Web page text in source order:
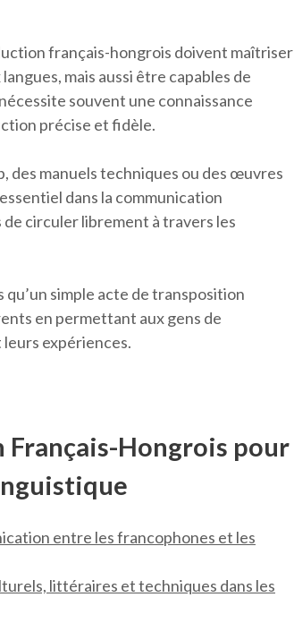
français-hongrois doivent maîtriser
mais aussi être capables de
souvent une connaissance
précise et fidèle.
des manuels techniques ou des œuvres
dans la communication
circuler librement à travers les
simple acte de transposition
en permettant aux gens de
expériences.
Français-Hongrois pour
entre les francophones et les
littéraires et techniques dans les